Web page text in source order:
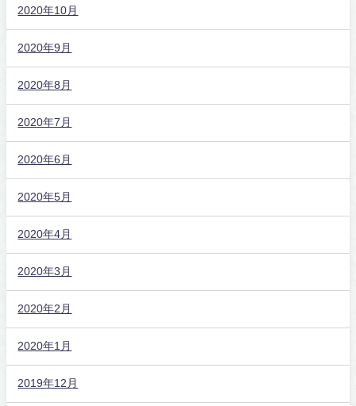
2020年10月
2020年9月
2020年8月
2020年7月
2020年6月
2020年5月
2020年4月
2020年3月
2020年2月
2020年1月
2019年12月